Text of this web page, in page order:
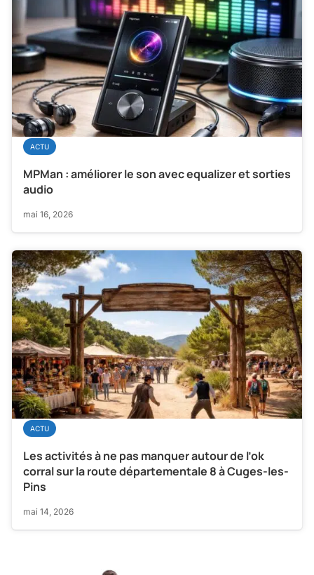
ACTU
MPMan : améliorer le son avec equalizer et sorties
audio
mai 16, 2026
ACTU
Les activités à ne pas manquer autour de l’ok
corral sur la route départementale 8 à Cuges-les-
Pins
mai 14, 2026